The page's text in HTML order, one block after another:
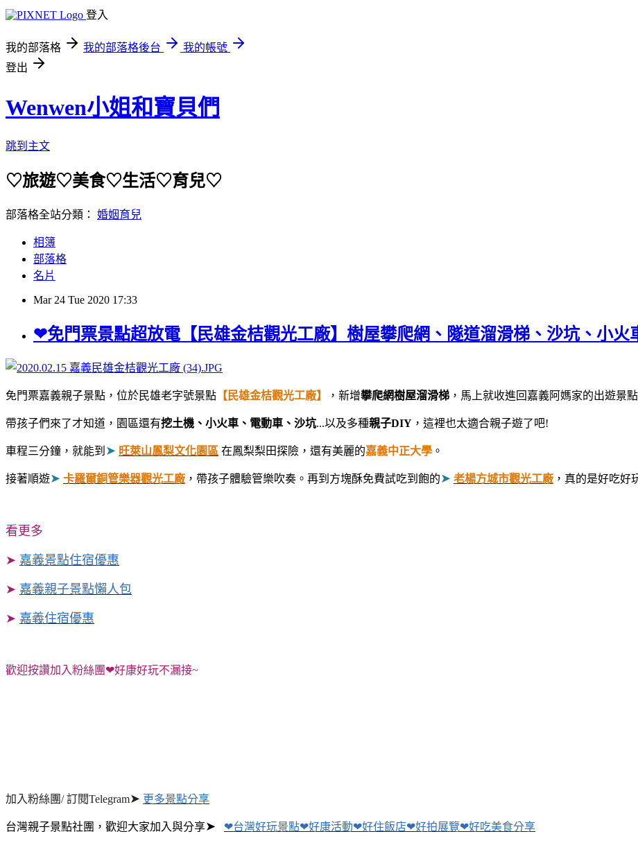
登入
我的部落格 我的部落格後台
我的帳號
登出
Wenwen小姐和寶貝們
跳到主文
♡旅遊♡美食♡生活♡育兒♡
部落格全站分類： 婚姻育兒
相簿
部落格
名片
Mar 24 Tue 2020 17:33
❤免門票景點超放電【民雄金桔觀光工廠】樹屋攀爬網、隧道溜滑梯、沙坑、小火
免門票嘉義親子景點，位於民雄老字號景點 【民雄金桔觀光工廠】 ，新增攀爬網樹屋溜滑梯 ，馬上就收進回嘉義阿媽家的出遊景
帶孩子們來了才知道，園區還有挖土機、小火車、電動車、沙坑...以及多種親子DIY ，這裡也太適合親子遊了吧!
車程三分鐘，就能到 ➤ 旺萊山鳳梨文化園區 在鳳梨梨田探險，還有美麗的嘉義中正大學 。
接著順遊➤ 卡羅爾銅管樂器觀光工廠 ，帶孩子體驗管樂吹奏。再到方塊酥免費試吃到飽的➤ 老楊方城市觀光工廠 ，真的是好吃好
看更多
➤ 嘉義景點住宿優惠
➤ 嘉義親子景點懶人包
➤ 嘉義住宿優惠
歡迎按讚加入粉絲團❤好康好玩不漏接~
加入粉絲團/ 訂閱Telegram➤ 更多景點分享
台灣親子景點社團，歡迎大家加入與分享➤ ❤台灣好玩景點❤好康活動❤好住飯店❤好拍展覽❤好吃美食分享